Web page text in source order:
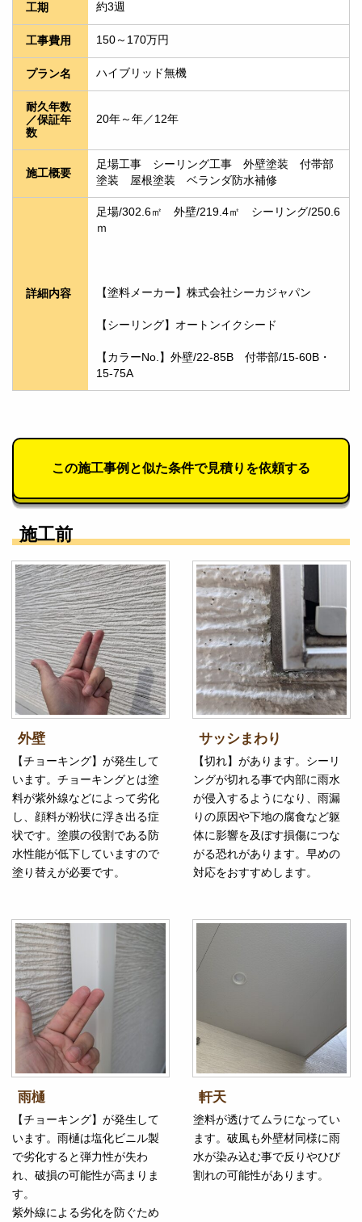
工期 約3週
工事費用 150～170万円
プラン名 ハイブリッド無機
耐久年数
／保証年
数
20年～年／12年
施工概要
足場工事　シーリング工事　外壁塗装　付帯部
塗装　屋根塗装　ベランダ防水補修
詳細内容
足場/302.6㎡　外壁/219.4㎡　シーリング/250.6
ｍ
【塗料メーカー】株式会社シーカジャパン
【シーリング】オートンイクシード
【カラーNo.】外壁/22-85B　付帯部/15-60B・
15-75A
この施工事例と似た条件で見積りを依頼する
施工前
外壁
【チョーキング】が発生して
います。チョーキングとは塗
料が紫外線などによって劣化
し、顔料が粉状に浮き出る症
状です。塗膜の役割である防
水性能が低下していますので
塗り替えが必要です。
サッシまわり
【切れ】があります。シーリ
ングが切れる事で内部に雨水
が侵入するようになり、雨漏
りの原因や下地の腐食など躯
体に影響を及ぼす損傷につな
がる恐れがあります。早めの
対応をおすすめします。
雨樋
【チョーキング】が発生して
います。雨樋は塩化ビニル製
で劣化すると弾力性が失わ
れ、破損の可能性が高まりま
す。
紫外線による劣化を防ぐため
軒天
塗料が透けてムラになってい
ます。破風も外壁材同様に雨
水が染み込む事で反りやひび
割れの可能性があります。